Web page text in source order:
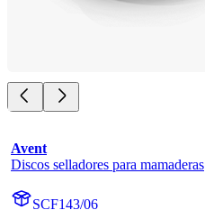
Avent
Discos selladores para mamaderas
SCF143/06